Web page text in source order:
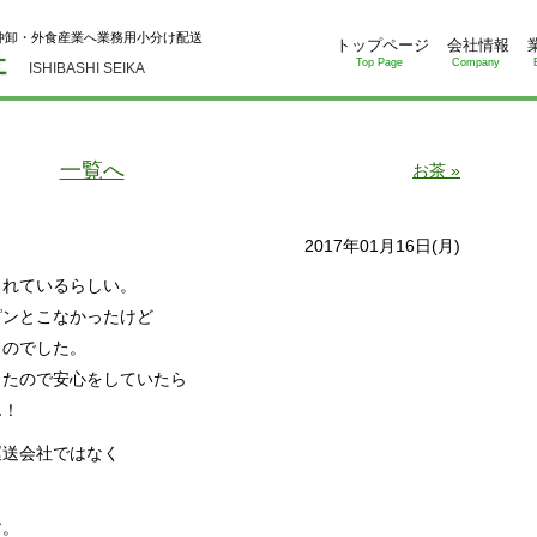
ISHIBASHI SEIKA
・外食産業へ業務用小分け配送 トップページ
Top Page
会社情報
Company
一覧へ お茶 »
2017年01月16日(月)
ているらしい。
とこなかったけど
でした。
ので安心をしていたら
会社ではなく